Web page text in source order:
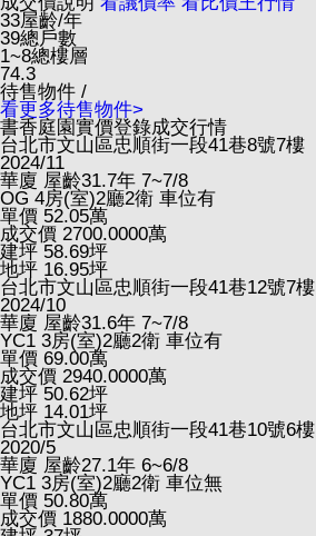
33屋齡/年
39總戶數
1~8總樓層
74.3
待售物件 /
看更多待售物件>
書香庭園實價登錄成交行情
台北市文山區忠順街一段41巷8號7樓
2024/11
華廈 屋齡31.7年 7~7/8
OG 4房(室)2廳2衛 車位有
單價 52.05萬
成交價 2700.0000萬
建坪 58.69坪
地坪 16.95坪
台北市文山區忠順街一段41巷12號7樓
2024/10
華廈 屋齡31.6年 7~7/8
YC1 3房(室)2廳2衛 車位有
單價 69.00萬
成交價 2940.0000萬
建坪 50.62坪
地坪 14.01坪
台北市文山區忠順街一段41巷10號6樓
2020/5
華廈 屋齡27.1年 6~6/8
YC1 3房(室)2廳2衛 車位無
單價 50.80萬
成交價 1880.0000萬